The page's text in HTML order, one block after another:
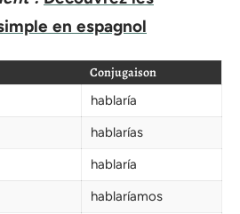
en espagnol
Conjugaison
hablaría
hablarías
hablaría
hablaríamos